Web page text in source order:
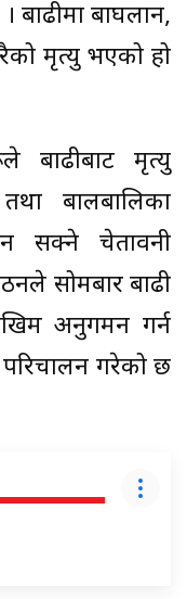
बाढीमा बाघलान,
मृत्यु भएको हो
बाढीबाट मृत्यु
बालबालिका
सक्ने चेतावनी
सोमबार बाढी
अनुगमन गर्न
परिचालन गरेको छ